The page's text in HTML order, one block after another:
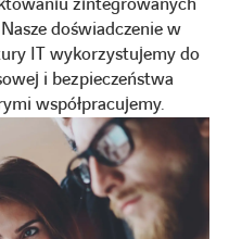
doświadczenie w
IT wykorzystujemy do
i bezpieczeństwa
współpracujemy.